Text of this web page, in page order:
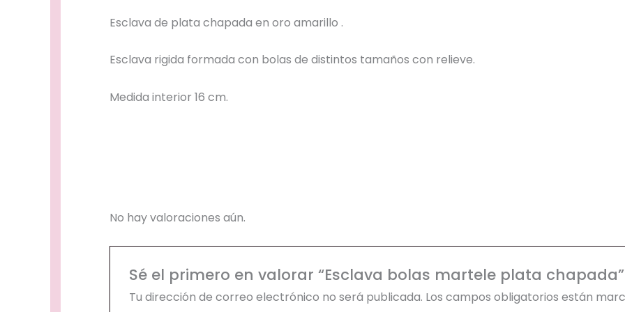
Esclava de plata chapada en oro amarillo .
Esclava rigida formada con bolas de distintos tamaños con relieve.
Medida interior 16 cm.
No hay valoraciones aún.
Sé el primero en valorar “Esclava bolas martele plata chapada”
Tu dirección de correo electrónico no será publicada. Los campos obligatorios están